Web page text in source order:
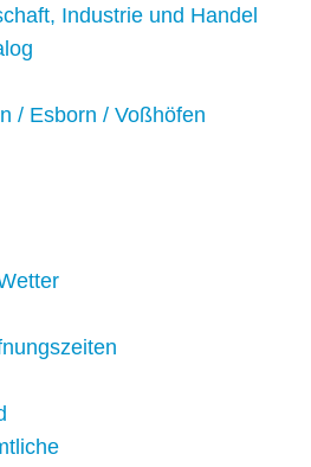
Industrie und Handel
/ Esborn / Voßhöfen